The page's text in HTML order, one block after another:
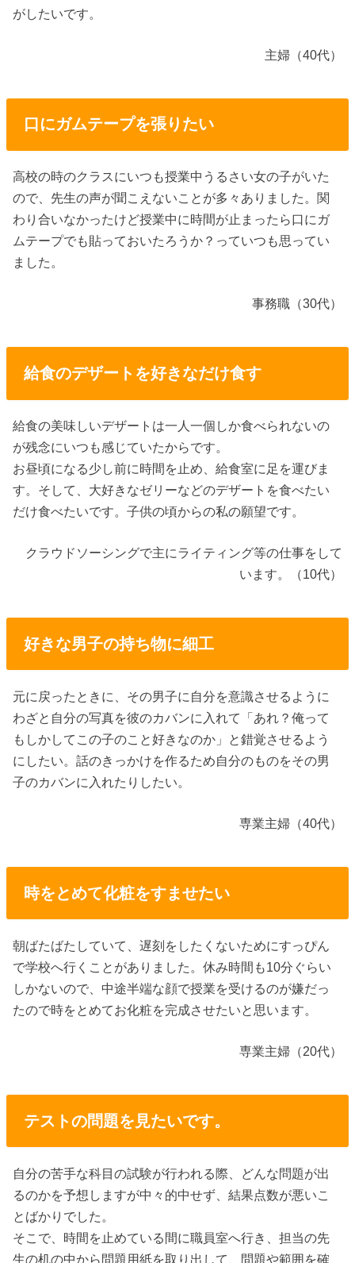
がしたいです。
主婦（40代）
口にガムテープを張りたい
高校の時のクラスにいつも授業中うるさい女の子がいた
ので、先生の声が聞こえないことが多々ありました。関
わり合いなかったけど授業中に時間が止まったら口にガ
ムテープでも貼っておいたろうか？っていつも思ってい
ました。
事務職（30代）
給食のデザートを好きなだけ食す
給食の美味しいデザートは一人一個しか食べられないの
が残念にいつも感じていたからです。
お昼頃になる少し前に時間を止め、給食室に足を運びま
す。そして、大好きなゼリーなどのデザートを食べたい
だけ食べたいです。子供の頃からの私の願望です。
クラウドソーシングで主にライティング等の仕事をして
います。（10代）
好きな男子の持ち物に細工
元に戻ったときに、その男子に自分を意識させるように
わざと自分の写真を彼のカバンに入れて「あれ？俺って
もしかしてこの子のこと好きなのか」と錯覚させるよう
にしたい。話のきっかけを作るため自分のものをその男
子のカバンに入れたりしたい。
専業主婦（40代）
時をとめて化粧をすませたい
朝ばたばたしていて、遅刻をしたくないためにすっぴん
で学校へ行くことがありました。休み時間も10分ぐらい
しかないので、中途半端な顔で授業を受けるのが嫌だっ
たので時をとめてお化粧を完成させたいと思います。
専業主婦（20代）
テストの問題を見たいです。
自分の苦手な科目の試験が行われる際、どんな問題が出
るのかを予想しますが中々的中せず、結果点数が悪いこ
とばかりでした。
そこで、時間を止めている間に職員室へ行き、担当の先
生の机の中から問題用紙を取り出して、問題や範囲を確